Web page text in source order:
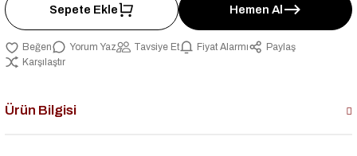
Sepete Ekle Hemen Al
Yorum Yaz Tavsiye Et Fiyat Alarmı
Paylaş
Karşılaştır
Ürün Bilgisi